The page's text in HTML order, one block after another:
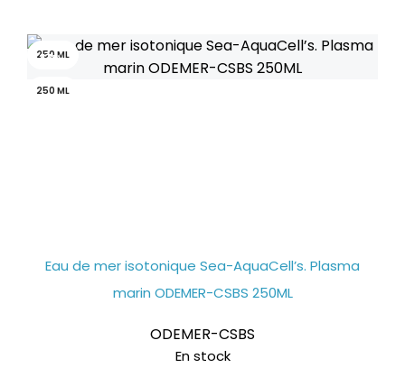
-33%
250 ML
Eau de mer isotonique Sea-AquaCell’s. Plasma
marin ODEMER-CSBS 250ML
ODEMER-CSBS
En stock
250 ML
-44%
-27%